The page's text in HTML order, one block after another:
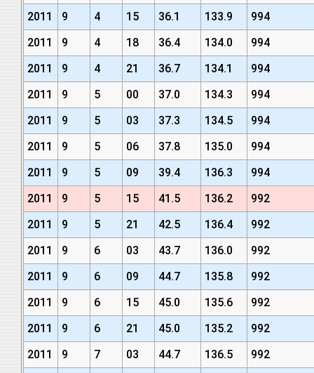
2011
9 4 15 36.1 133.9
994
2011
9 4 18 36.4 134.0
994
2011
9 4 21 36.7 134.1
994
2011
9 5 00 37.0 134.3
994
2011
9 5 03 37.3 134.5
994
2011
9 5 06 37.8 135.0
994
2011
9 5 09 39.4 136.3
994
2011
9 5 15 41.5 136.2
992
2011
9 5 21 42.5 136.4
992
2011
9 6 03 43.7 136.0
992
2011
9 6 09 44.7 135.8
992
2011
9 6 15 45.0 135.6
992
2011
9 6 21 45.0 135.2
992
2011
9 7 03 44.7 136.5
992